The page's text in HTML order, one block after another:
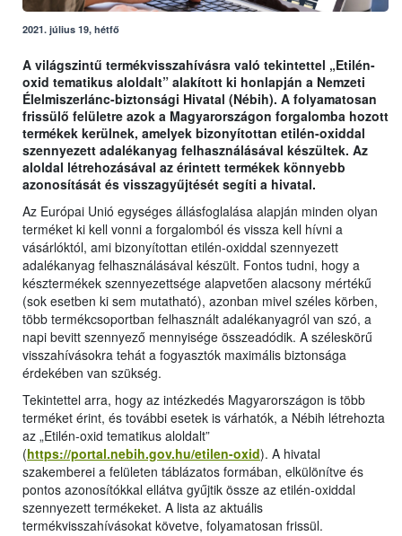
2021. július 19, hétfő
A világszintű termékvisszahívásra való tekintettel „Etilén-
oxid tematikus aloldalt” alakított ki honlapján a Nemzeti
Élelmiszerlánc-biztonsági Hivatal (Nébih). A folyamatosan
frissülő felületre azok a Magyarországon forgalomba hozott
termékek kerülnek, amelyek bizonyítottan etilén-oxiddal
szennyezett adalékanyag felhasználásával készültek. Az
aloldal létrehozásával az érintett termékek könnyebb
azonosítását és visszagyűjtését segíti a hivatal.
Az Európai Unió egységes állásfoglalása alapján minden olyan
terméket ki kell vonni a forgalomból és vissza kell hívni a
vásárlóktól, ami bizonyítottan etilén-oxiddal szennyezett
adalékanyag felhasználásával készült. Fontos tudni, hogy a
késztermékek szennyezettsége alapvetően alacsony mértékű
(sok esetben ki sem mutatható), azonban mivel széles körben,
több termékcsoportban felhasznált adalékanyagról van szó, a
napi bevitt szennyező mennyisége összeadódik. A széleskörű
visszahívásokra tehát a fogyasztók maximális biztonsága
érdekében van szükség.
Tekintettel arra, hogy az intézkedés Magyarországon is több
terméket érint, és további esetek is várhatók, a Nébih létrehozta
az „Etilén-oxid tematikus aloldalt”
(https://portal.nebih.gov.hu/etilen-oxid). A hivatal
szakemberei a felületen táblázatos formában, elkülönítve és
pontos azonosítókkal ellátva gyűjtik össze az etilén-oxiddal
szennyezett termékeket. A lista az aktuális
termékvisszahívásokat követve, folyamatosan frissül.